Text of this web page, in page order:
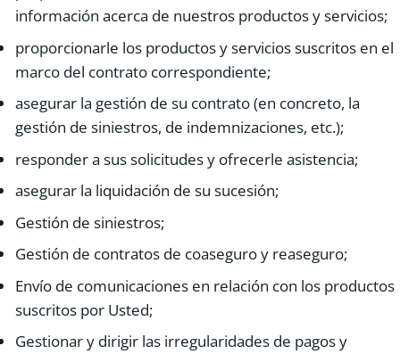
información acerca de nuestros productos y servicios;
proporcionarle los productos y servicios suscritos en el
marco del contrato correspondiente;
asegurar la gestión de su contrato (en concreto, la
gestión de siniestros, de indemnizaciones, etc.);
responder a sus solicitudes y ofrecerle asistencia;
asegurar la liquidación de su sucesión;
Gestión de siniestros;
Gestión de contratos de coaseguro y reaseguro;
Envío de comunicaciones en relación con los productos
suscritos por Usted;
Gestionar y dirigir las irregularidades de pagos y